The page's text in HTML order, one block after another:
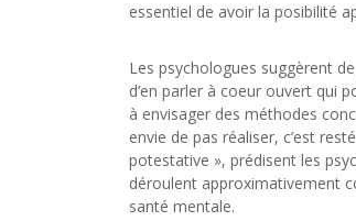
essentiel de avoir la posibilité
Les psychologues suggèrent
d’en parler à coeur ouvert qui
à envisager des méthodes
envie de pas réaliser, c’est
potestative », prédisent les
déroulent approximativement
santé mentale.